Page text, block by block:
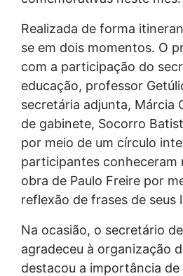
Realizada de forma
se em dois momentos. O
com a participação do
educação, professor
secretária adjunta, Márcia
de gabinete, Socorro
por meio de um círculo
participantes conheceram
obra de Paulo Freire por
reflexão de frases de seus
Na ocasião, o secretário
agradeceu à organização
destacou a importância